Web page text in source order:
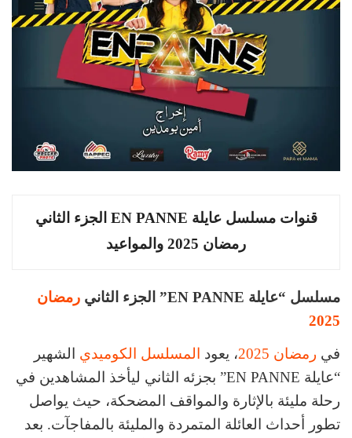
قنوات مسلسل عايلة EN PANNE الجزء الثاني
رمضان 2025 والمواعيد
مسلسل “عايلة EN PANNE” الجزء الثاني
رمضان
2025
في رمضان 2025 ، يعود المسلسل الكوميدي الشهير
“عايلة EN PANNE” بجزئه الثاني ليأخذ المشاهدين في
رحلة مليئة بالإثارة والمواقف المضحكة، حيث يواصل
تطور أحداث العائلة المتمردة والمليئة بالمفاجآت. بعد